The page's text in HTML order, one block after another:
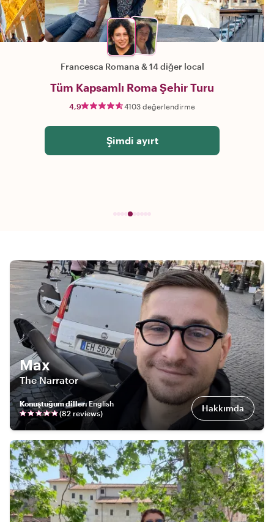
Francesca Romana &14 diğer local
Tüm Kapsamlı Roma Şehir Turu
4,9 4103 değerlendirme
Şimdi ayırt
Max
The Narrator
Konuştuğum diller:English
(82 reviews) Hakkımda